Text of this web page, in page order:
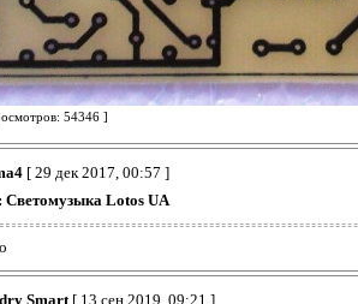
54346 ]
[ 29 дек 2017, 00:57 ]
Светомузыка Lotos UA
Smart [ 13 сен 2019, 09:21 ]